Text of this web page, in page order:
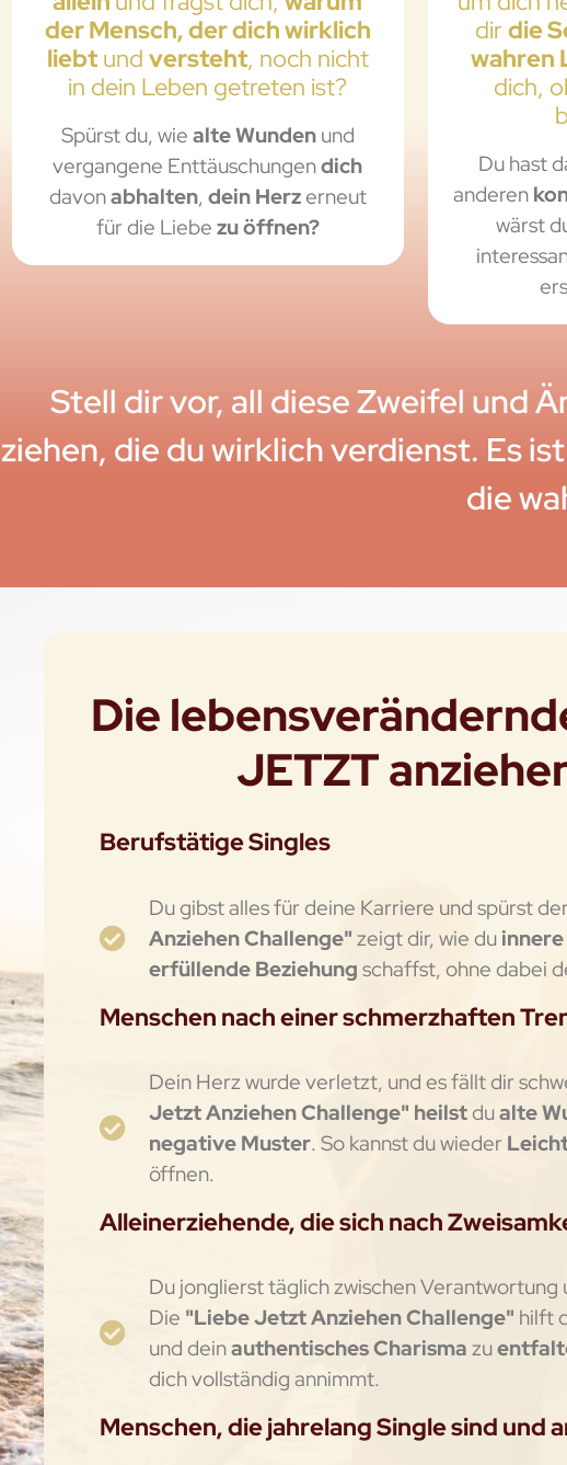
der Mensch, der dich wirklich
liebtund versteht, noch nicht
in dein Leben getreten ist?
Spürst du, wiealte Wundenund
vergangene Enttäuschungendich
davonabhalten, dein Herzerneut
für die Liebezu öffnen?
dirdie
wahren
dich,
Du hast
anderen
wärst
Stell dir vor, all diese Zweifel und
ziehen, die du wirklich verdienst. Es
die
Die
JETZT
Berufstätige Singles
Du gibst alles für deine Karriere und spürst
Anziehen Challenge"zeigt dir, wie duinnere
erfüllende Beziehungschaffst, ohne dabei
Menschen nach einer schmerzhaften
Dein Herz wurde verletzt, und es fällt dir
Jetzt Anziehen Challenge" heilstdualte
negative Muster. So kannst du wieder
öffnen.
Alleinerziehende, die sich nach
Du jonglierst täglich zwischen
Die "Liebe Jetzt Anziehen Challenge" hilft
und deinauthentisches Charismazu
dich vollständig annimmt.
Menschen, die jahrelang Single sind und